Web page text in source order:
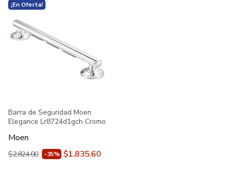
¡En Oferta!
Barra de Seguridad Moen
Elegance Lr8724d1gch Cromo
Moen
$2,824.00 -35% $1,835.60